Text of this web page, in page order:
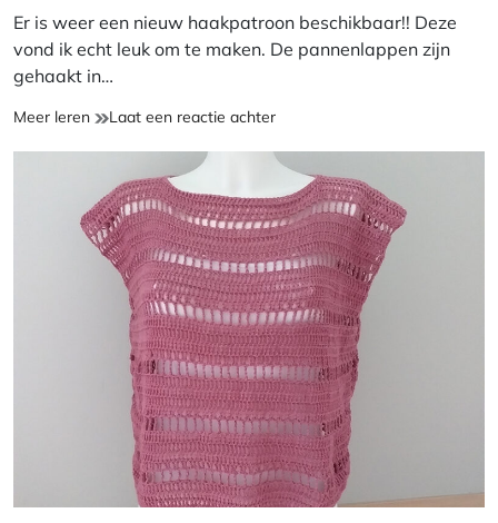
Er is weer een nieuw haakpatroon beschikbaar!! Deze
vond ik echt leuk om te maken. De pannenlappen zijn
gehaakt in…
Meer leren Patroon
Pannenlappen
Laat een reactie achterop
Set
Strand
Pannenlappen